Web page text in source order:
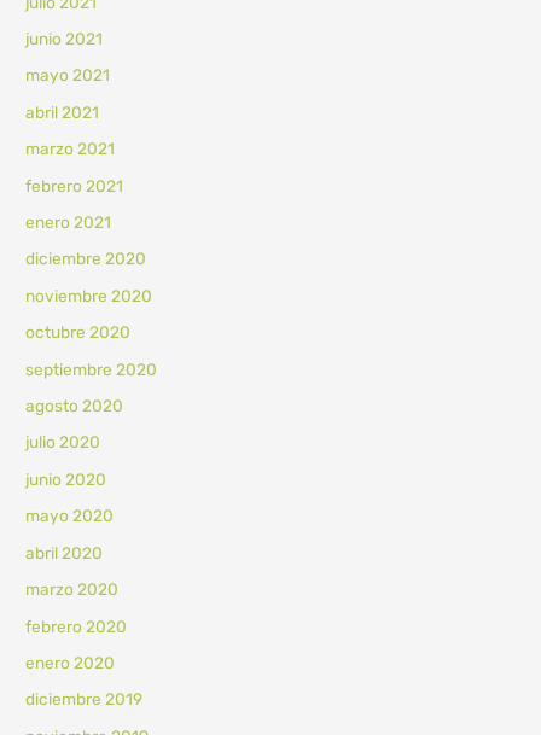
junio 2021
mayo 2021
abril 2021
marzo 2021
febrero 2021
enero 2021
diciembre 2020
noviembre 2020
octubre 2020
septiembre 2020
agosto 2020
julio 2020
junio 2020
mayo 2020
abril 2020
marzo 2020
febrero 2020
enero 2020
diciembre 2019